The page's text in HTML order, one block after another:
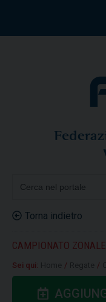
Torna indietro
CAMPIONATO
Sei qui: / /